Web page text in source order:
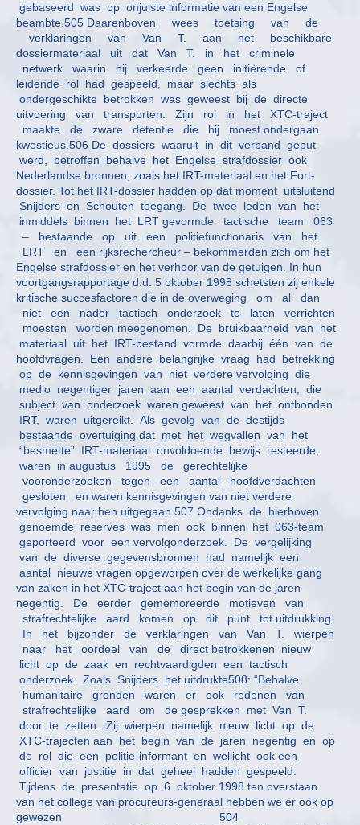
gebaseerd was op onjuiste informatie van een Engelse
beambte.505 Daarenboven wees toetsing van de
verklaringen van Van T. aan het beschikbare
dossiermateriaal uit dat Van T. in het criminele
netwerk waarin hij verkeerde geen initiërende of
leidende rol had gespeeld, maar slechts als
ondergeschikte betrokken was geweest bij de directe
uitvoering van transporten. Zijn rol in het XTC-traject
maakte de zware detentie die hij moest ondergaan
kwestieus.506 De dossiers waaruit in dit verband geput
werd, betroffen behalve het Engelse strafdossier ook
Nederlandse bronnen, zoals het IRT-materiaal en het Fort-
dossier. Tot het IRT-dossier hadden op dat moment uitsluitend
Snijders en Schouten toegang. De twee leden van het
inmiddels binnen het LRT gevormde tactische team 063
– bestaande op uit een politiefunctionaris van het
LRT en een rijksrechercheur – bekommerden zich om het
Engelse strafdossier en het verhoor van de getuigen. In hun
voortgangsrapportage d.d. 5 oktober 1998 schetsten zij enkele
kritische succesfactoren die in de overweging om al dan
niet een nader tactisch onderzoek te laten verrichten
moesten worden meegenomen. De bruikbaarheid van het
materiaal uit het IRT-bestand vormde daarbij één van de
hoofdvragen. Een andere belangrijke vraag had betrekking
op de kennisgevingen van niet verdere vervolging die
medio negentiger jaren aan een aantal verdachten, die
subject van onderzoek waren geweest van het ontbonden
IRT, waren uitgereikt. Als gevolg van de destijds
bestaande overtuiging dat met het wegvallen van het
“besmette” IRT-materiaal onvoldoende bewijs resteerde,
waren in augustus 1995 de gerechtelijke
vooronderzoeken tegen een aantal hoofdverdachten
gesloten en waren kennisgevingen van niet verdere
vervolging naar hen uitgegaan.507 Ondanks de hierboven
genoemde reserves was men ook binnen het 063-team
geporteerd voor een vervolgonderzoek. De vergelijking
van de diverse gegevensbronnen had namelijk een
aantal nieuwe vragen opgeworpen over de werkelijke gang
van zaken in het XTC-traject aan het begin van de jaren
negentig. De eerder gememoreerde motieven van
strafrechtelijke aard komen op dit punt tot uitdrukking.
In het bijzonder de verklaringen van Van T. wierpen
naar het oordeel van de direct betrokkenen nieuw
licht op de zaak en rechtvaardigden een tactisch
onderzoek. Zoals Snijders het uitdrukte508: “Behalve
humanitaire gronden waren er ook redenen van
strafrechtelijke aard om de gesprekken met Van T.
door te zetten. Zij wierpen namelijk nieuw licht op de
XTC-trajecten aan het begin van de jaren negentig en op
de rol die een politie-informant en wellicht ook een
officier van justitie in dat geheel hadden gespeeld.
Tijdens de presentatie op 6 oktober 1998 ten overstaan
van het college van procureurs-generaal hebben we er ook op
gewezen 504